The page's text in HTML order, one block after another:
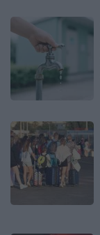
Image
Image